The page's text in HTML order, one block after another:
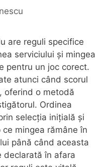
are reguli specifice
serviciului și mingea
pentru un joc corect.
atunci când scorul
oferind o metodă
Ordinea
selecția inițială și
mingea rămâne în
până când aceasta
declarată în afara